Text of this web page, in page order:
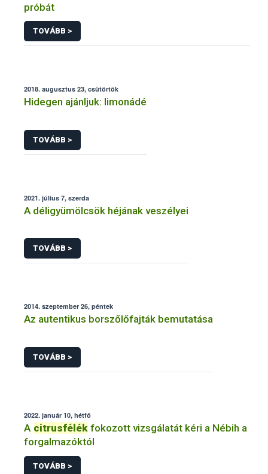
próbát
TOVÁBB >
2018. augusztus 23, csütörtök
Hidegen ajánljuk: limonádé
TOVÁBB >
2021. július 7, szerda
A déligyümölcsök héjának veszélyei
TOVÁBB >
2014. szeptember 26, péntek
Az autentikus borszőlőfajták bemutatása
TOVÁBB >
2022. január 10, hétfő
A citrusfélék fokozott vizsgálatát kéri a Nébih a
forgalmazóktól
TOVÁBB >